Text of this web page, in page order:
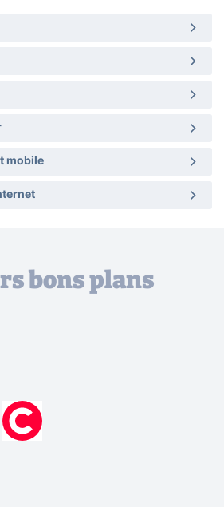
mobile
bons plans